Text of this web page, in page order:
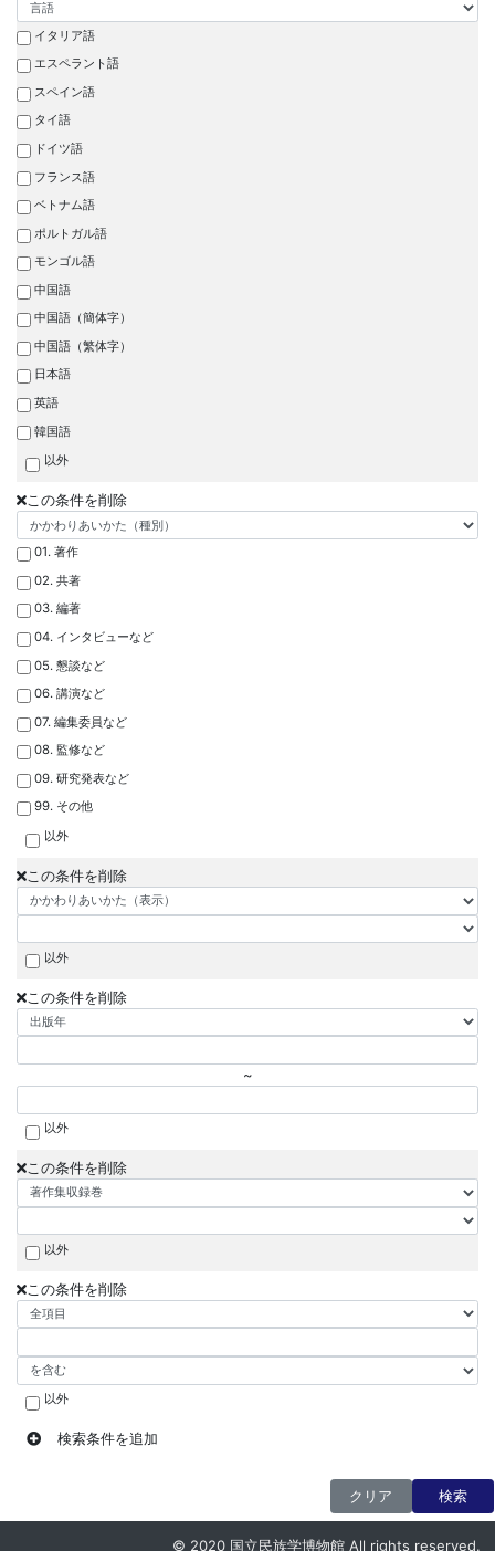
イタリア語
エスペラント語
スペイン語
タイ語
ドイツ語
フランス語
ベトナム語
ポルトガル語
モンゴル語
中国語
中国語（簡体字）
中国語（繁体字）
日本語
英語
韓国語
以外
この条件を削除
01. 著作
02. 共著
03. 編著
04. インタビューなど
05. 懇談など
06. 講演など
07. 編集委員など
08. 監修など
09. 研究発表など
99. その他
以外
この条件を削除
以外
この条件を削除
~
以外
この条件を削除
以外
この条件を削除
以外
検索条件を追加
クリア 検索
© 2020 国立民族学博物館 All rights reserved.